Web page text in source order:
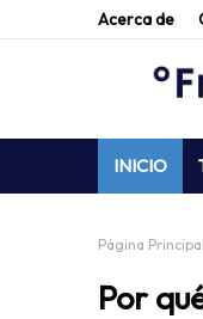
Acerca de
INICIO
Página Principal
Por